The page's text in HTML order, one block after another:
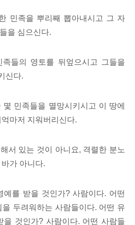
민족을 뿌리째 뽑아내시고 그 자
을 심으신다.
들의 영토를 뒤엎으시고 그들을
신다.
민족들을 멸망시키시고 이 땅에
마저 지워버리신다.
서 있는 것이 아니요, 격렬한 분노
가 아니다.
예를 받을 것인가? 사람이다. 어떤
두려워하는 사람들이다. 어떤 유
을 것인가? 사람이다. 어떤 사람들